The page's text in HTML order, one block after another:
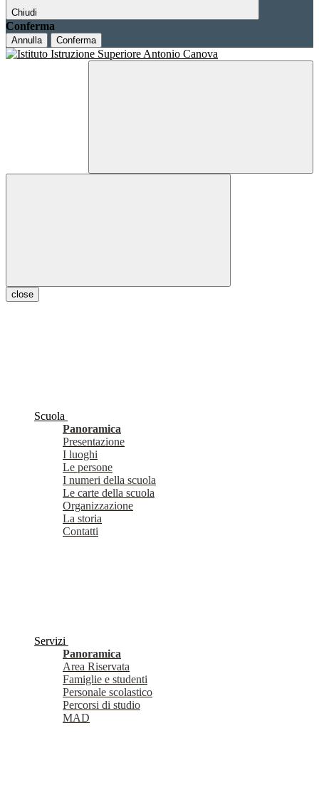
Chiudi
Conferma
Annulla Conferma
close
Scuola
Panoramica
Presentazione
I luoghi
Le persone
I numeri della scuola
Le carte della scuola
Organizzazione
La storia
Contatti
Servizi
Panoramica
Area Riservata
Famiglie e studenti
Personale scolastico
Percorsi di studio
MAD